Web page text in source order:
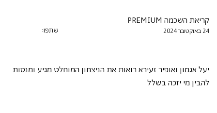
שתפו:
קריאת השכמה PREMIUM
24 באוקטובר 2024
יעל אגמון ואופיר זעירא רואות את הניצחון המוחלט מגיע ומנסות
להבין מי יזכה בשלל